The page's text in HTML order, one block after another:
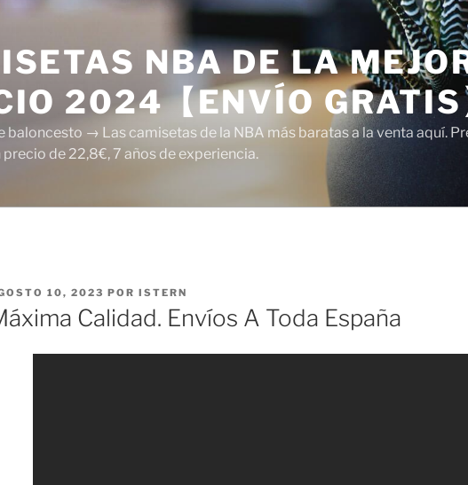
NBA DE LA
2024【ENVÍO GRATIS
baloncesto → Las camisetas de la NBA más baratas a la venta aquí.
precio de 22,8€, 7 años de experiencia.
10, 2023 POR ISTERN
Calidad. Envíos A Toda España